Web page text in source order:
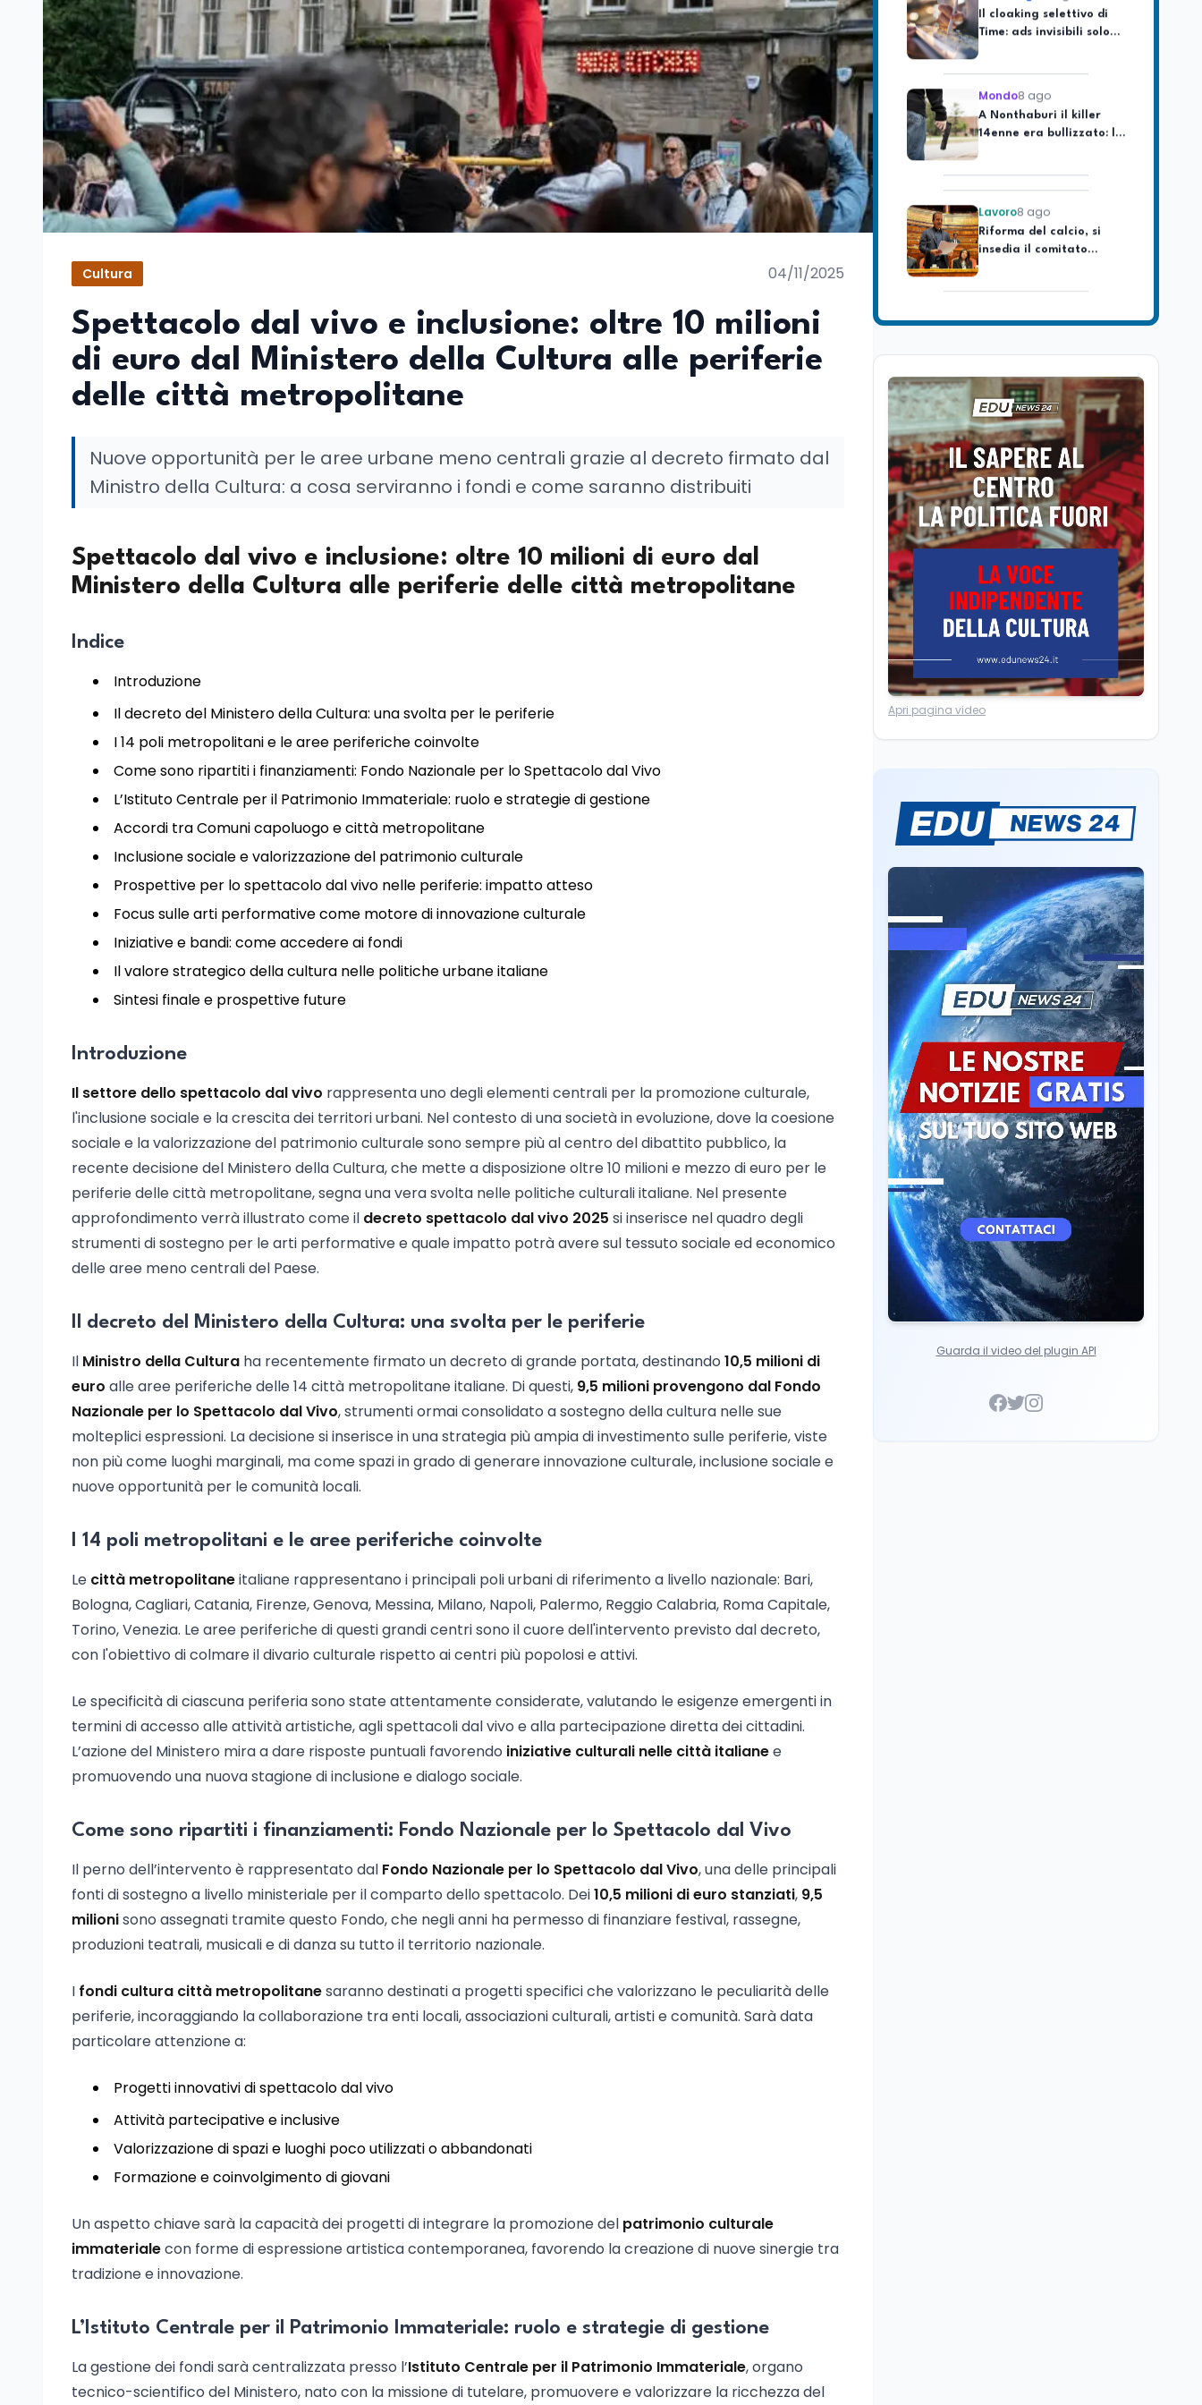
Cultura 04/11/2025
Spettacolo dal vivo e inclusione: oltre 10 milioni
di euro dal Ministero della Cultura alle periferie
delle città metropolitane
Nuove opportunità per le aree urbane meno centrali grazie al decreto firmato dal
Ministro della Cultura: a cosa serviranno i fondi e come saranno distribuiti
Spettacolo dal vivo e inclusione: oltre 10 milioni di euro dal
Ministero della Cultura alle periferie delle città metropolitane
Indice
Introduzione
Il decreto del Ministero della Cultura: una svolta per le periferie
I 14 poli metropolitani e le aree periferiche coinvolte
Come sono ripartiti i finanziamenti: Fondo Nazionale per lo Spettacolo dal Vivo
L’Istituto Centrale per il Patrimonio Immateriale: ruolo e strategie di gestione
Accordi tra Comuni capoluogo e città metropolitane
Inclusione sociale e valorizzazione del patrimonio culturale
Prospettive per lo spettacolo dal vivo nelle periferie: impatto atteso
Focus sulle arti performative come motore di innovazione culturale
Iniziative e bandi: come accedere ai fondi
Il valore strategico della cultura nelle politiche urbane italiane
Sintesi finale e prospettive future
Introduzione
Il settore dello spettacolo dal vivo rappresenta uno degli elementi centrali per la promozione culturale,
l'inclusione sociale e la crescita dei territori urbani. Nel contesto di una società in evoluzione, dove la coesione
sociale e la valorizzazione del patrimonio culturale sono sempre più al centro del dibattito pubblico, la
recente decisione del Ministero della Cultura, che mette a disposizione oltre 10 milioni e mezzo di euro per le
periferie delle città metropolitane, segna una vera svolta nelle politiche culturali italiane. Nel presente
approfondimento verrà illustrato come il decreto spettacolo dal vivo 2025 si inserisce nel quadro degli
strumenti di sostegno per le arti performative e quale impatto potrà avere sul tessuto sociale ed economico
delle aree meno centrali del Paese.
Il decreto del Ministero della Cultura: una svolta per le periferie
Il Ministro della Cultura ha recentemente firmato un decreto di grande portata, destinando 10,5 milioni di
euro alle aree periferiche delle 14 città metropolitane italiane. Di questi, 9,5 milioni provengono dal Fondo
Nazionale per lo Spettacolo dal Vivo, strumenti ormai consolidato a sostegno della cultura nelle sue
molteplici espressioni. La decisione si inserisce in una strategia più ampia di investimento sulle periferie, viste
non più come luoghi marginali, ma come spazi in grado di generare innovazione culturale, inclusione sociale e
nuove opportunità per le comunità locali.
I 14 poli metropolitani e le aree periferiche coinvolte
Le città metropolitaneitaliane rappresentano i principali poli urbani di riferimento a livello nazionale: Bari,
Bologna, Cagliari, Catania, Firenze, Genova, Messina, Milano, Napoli, Palermo, Reggio Calabria, Roma Capitale,
Torino, Venezia. Le aree periferiche di questi grandi centri sono il cuore dell'intervento previsto dal decreto,
con l'obiettivo di colmare il divario culturale rispetto ai centri più popolosi e attivi.
Le specificità di ciascuna periferia sono state attentamente considerate, valutando le esigenze emergenti in
termini di accesso alle attività artistiche, agli spettacoli dal vivo e alla partecipazione diretta dei cittadini.
L’azione del Ministero mira a dare risposte puntuali favorendo iniziative culturali nelle città italianee
promuovendo una nuova stagione di inclusione e dialogo sociale.
Come sono ripartiti i finanziamenti: Fondo Nazionale per lo Spettacolo dal Vivo
Il perno dell’intervento è rappresentato dal Fondo Nazionale per lo Spettacolo dal Vivo, una delle principali
fonti di sostegno a livello ministeriale per il comparto dello spettacolo. Dei10,5 milioni di euro stanziati, 9,5
milionisono assegnati tramite questo Fondo, che negli anni ha permesso di finanziare festival, rassegne,
produzioni teatrali, musicali e di danza su tutto il territorio nazionale.
I fondi cultura città metropolitanesaranno destinati a progetti specifici che valorizzano le peculiarità delle
periferie, incoraggiando la collaborazione tra enti locali, associazioni culturali, artisti e comunità. Sarà data
particolare attenzione a:
Progetti innovativi di spettacolo dal vivo
Attività partecipative e inclusive
Valorizzazione di spazi e luoghi poco utilizzati o abbandonati
Formazione e coinvolgimento di giovani
Un aspetto chiave sarà la capacità dei progetti di integrare la promozione del patrimonio culturale
immaterialecon forme di espressione artistica contemporanea, favorendo la creazione di nuove sinergie tra
tradizione e innovazione.
L’Istituto Centrale per il Patrimonio Immateriale: ruolo e strategie di gestione
La gestione dei fondi sarà centralizzata presso l’Istituto Centrale per il Patrimonio Immateriale, organo
tecnico-scientifico del Ministero, nato con la missione di tutelare, promuovere e valorizzare la ricchezza del
Time: ads invisibili solo
per i chatbot AI
Mondo8 ago
A Nonthaburi il killer
14enne era bullizzato: la
CZ-75 era del nonno
Lavoro8 ago
Riforma del calcio, si
insedia il comitato
ristretto al Senato. La
Mario Occhiuto
Mondo8 ago
europea in memoria
di Strasburgo in ricordo
dei minatori morti a
Marcinelle nel 1956
Università8 ago
Università statali, il
Fondo ordinario 2026
sale a 9,415 miliardi, c'è
la firma della ministra
Bernini sul decreto
Tecnologia 8 ago
Il cloaking selettivo di
Time: ads invisibili solo
per i chatbot AI
Mondo8 ago
A Nonthaburi il killer
14enne era bullizzato: la
Lavoro8 ago
Riforma del calcio, si
Mario Occhiuto
L'8 agosto è la Giornata
europea in memoria
delle vittime del lavoro.
Istituita dal Parlamento
di Strasburgo in ricordo
dei minatori morti a
Marcinelle nel 1956
Università8 ago
Università statali, il
Fondo ordinario 2026
sale a 9,415 miliardi, c'è
la firma della ministra
Bernini sul decreto
Tecnologia8 ago
Il cloaking selettivo di
Time: ads invisibili solo
per i chatbot AI
Mondo8 ago
A Nonthaburi il killer
14enne era bullizzato: la
CZ-75 era del nonno
Apri pagina video
Guarda il video del plugin API